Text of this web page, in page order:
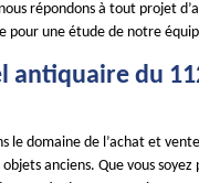
répondons à tout projet
pour une étude de notre
antiquaire du
le domaine de l’achat et
anciens. Que vous